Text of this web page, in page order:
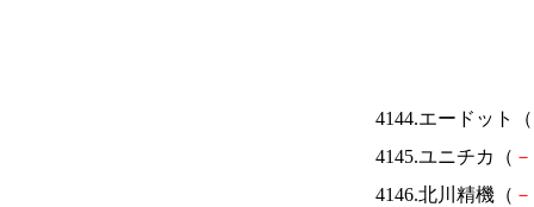
4144.エードット（
4145.ユニチカ（ －
4146.北川精機（ －